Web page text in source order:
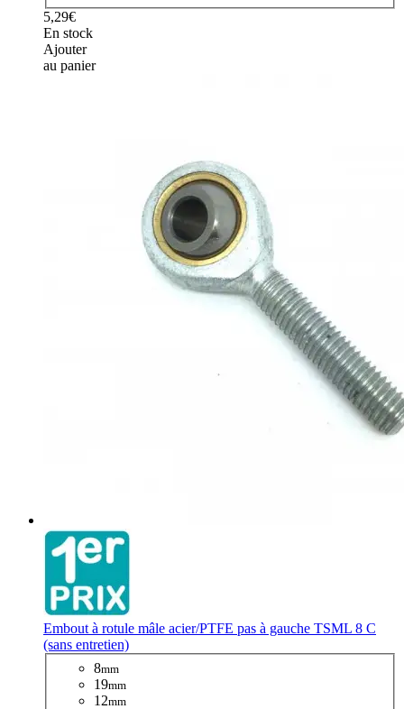
5,29€
En stock
Ajouter
au panier
Embout à rotule mâle acier/PTFE pas à gauche TSML 8 C
(sans entretien)
8mm
19mm
12mm